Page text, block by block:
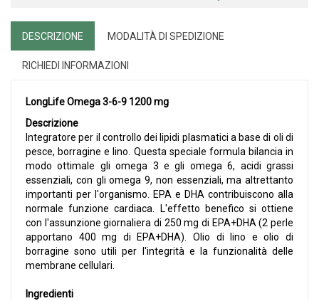
DESCRIZIONE MODALITÀ DI SPEDIZIONE
RICHIEDI INFORMAZIONI
LongLife Omega 3-6-9 1200 mg
Descrizione
Integratore per il controllo dei lipidi plasmatici a base di oli di
pesce, borragine e lino. Questa speciale formula bilancia in
modo ottimale gli omega 3 e gli omega 6, acidi grassi
essenziali, con gli omega 9, non essenziali, ma altrettanto
importanti per l'organismo. EPA e DHA contribuiscono alla
normale funzione cardiaca. L'effetto benefico si ottiene
con l'assunzione giornaliera di 250 mg di EPA+DHA (2 perle
apportano 400 mg di EPA+DHA). Olio di lino e olio di
borragine sono utili per l'integrità e la funzionalità delle
membrane cellulari.
Ingredienti